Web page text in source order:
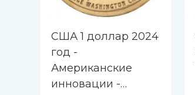
США 1 доллар 2024
год -
Американские
инновации -